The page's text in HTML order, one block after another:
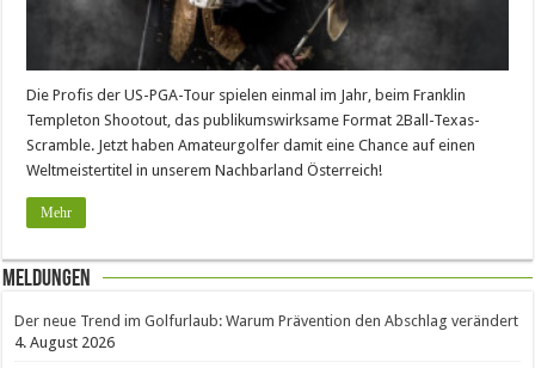
Die Profis der US-PGA-Tour spielen einmal im Jahr, beim Franklin
Templeton Shootout, das publikumswirksame Format 2Ball-Texas-
Scramble. Jetzt haben Amateurgolfer damit eine Chance auf einen
Weltmeistertitel in unserem Nachbarland Österreich!
Mehr
Meldungen
Der neue Trend im Golfurlaub: Warum Prävention den Abschlag verändert
4. August 2026